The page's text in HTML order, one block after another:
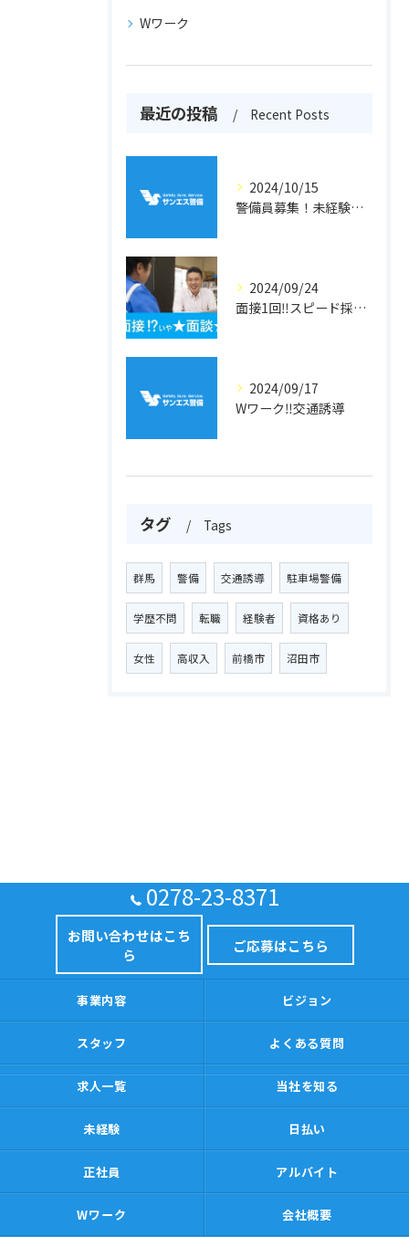
Wワーク
最近の投稿 Recent Posts
2024/10/15
警備員募集！未経験者歓迎！
2024/09/24
面接1回‼スピード採用‼警備員
2024/09/17
Wワーク‼交通誘導
タグ Tags
群馬 警備 交通誘導 駐車場警備
学歴不問 転職 経験者 資格あり
女性 高収入 前橋市 沼田市
0278-23-8371
お問い合わせはこち
ら
ご応募はこちら
事業内容 ビジョン
スタッフ よくある質問
求人一覧 当社を知る
未経験 日払い
正社員 アルバイト
Wワーク 会社概要